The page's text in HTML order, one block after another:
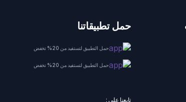
حمل تطبيقاتنا
حمل التطبيق لتستفيد من 20% تخفض
حمل التطبيق لتستفيد من 20% تخفض
تابعنا على :